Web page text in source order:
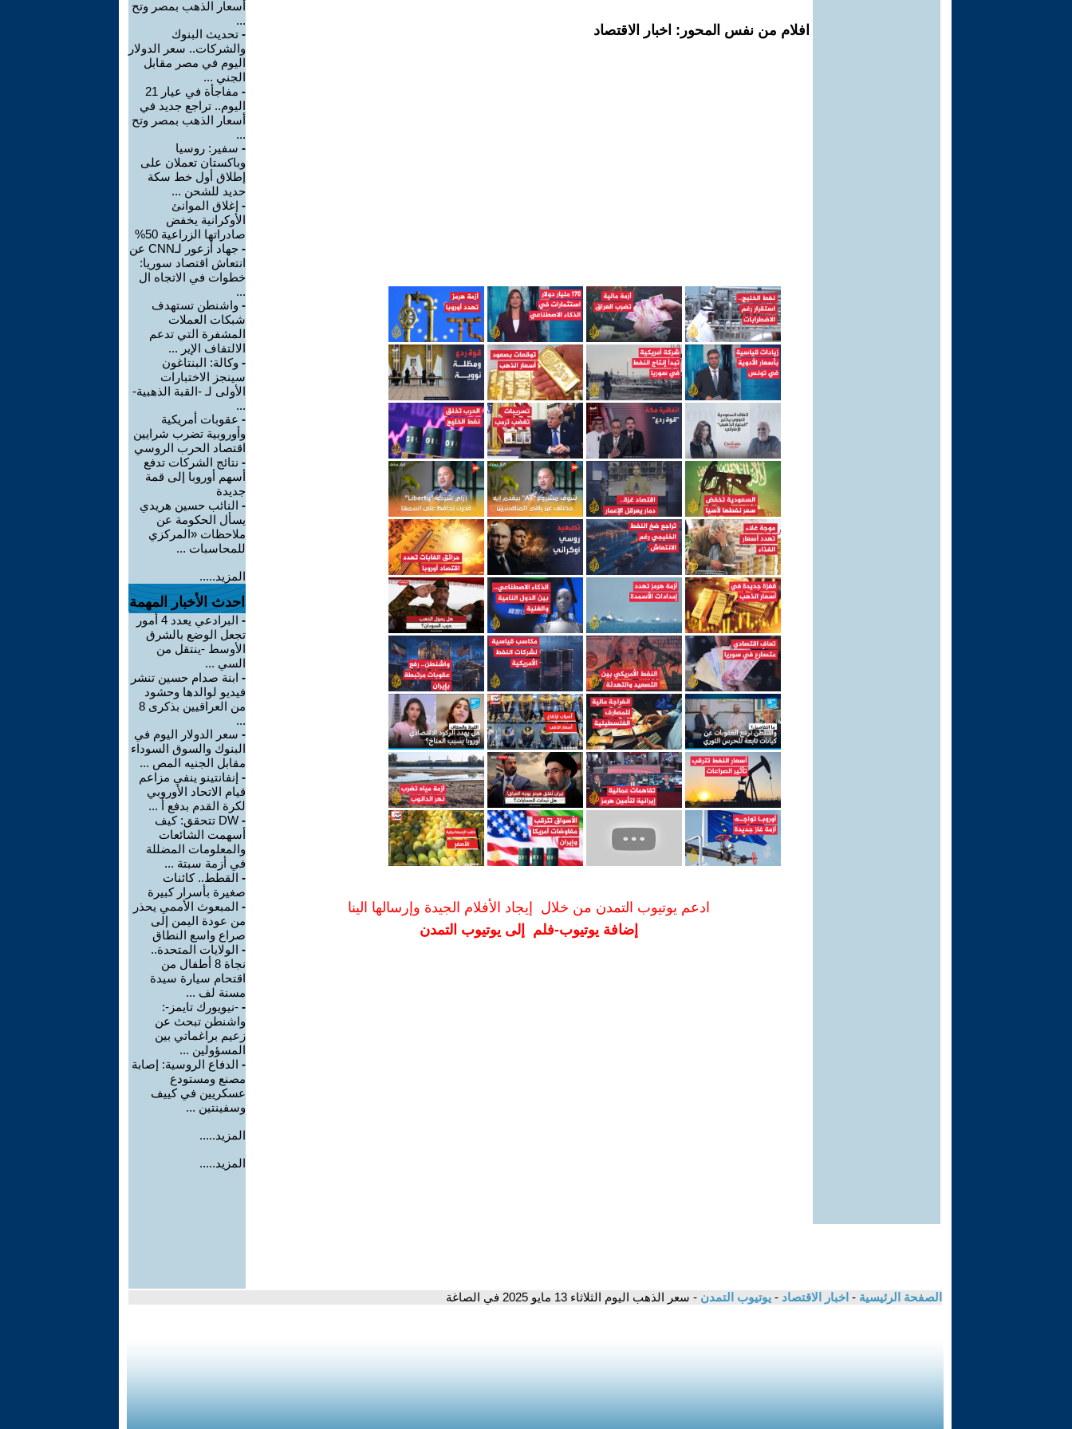
افلام من نفس المحور: اخبار الاقتصاد
ادعم يوتيوب التمدن من خلال إيجاد الأفلام الجيدة وإرسالها الينا
إضافة يوتيوب-فلم إلى يوتيوب التمدن
أسعار الذهب بمصر وتح
...
- تحديث البنوك
والشركات.. سعر الدولار
اليوم في مصر مقابل
الجني ...
-
مفاجأة في عيار 21
اليوم.. تراجع جديد في
أسعار الذهب بمصر وتح
...
- سفير: روسيا
وباكستان تعملان على
إطلاق أول خط سكة
حديد للشحن ...
- إغلاق الموانئ
الأوكرانية يخفض
صادراتها الزراعية 50%
-
جهاد أزعور لـCNN عن
انتعاش اقتصاد سوريا:
خطوات في الاتجاه ال
...
- واشنطن تستهدف
شبكات العملات
المشفرة التي تدعم
الالتفاف الإير ...
- وكالة: البنتاغون
سينجز الاختبارات
الأولى لـ -القبة الذهبية-
...
- عقوبات أمريكية
وأوروبية تضرب شرايين
اقتصاد الحرب الروسي
- نتائج الشركات تدفع
أسهم أوروبا إلى قمة
جديدة
- النائب حسين هريدي
يسأل الحكومة عن
ملاحظات «المركزي
للمحاسبات ...
المزيد.....
احدث الأخبار المهمة
-
البرادعي يعدد 4 أمور
تجعل الوضع بالشرق
الأوسط -ينتقل من
السي ...
- ابنة صدام حسين تنشر
فيديو لوالدها وحشود
من العراقيين بذكرى 8
...
- سعر الدولار اليوم في
البنوك والسوق السوداء
مقابل الجنيه المص ...
- إنفانتينو ينفي مزاعم
قيام الاتحاد الأوروبي
لكرة القدم بدفع أ ...
-
DW تتحقق: كيف
أسهمت الشائعات
والمعلومات المضللة
في أزمة سبتة ...
- القطط.. كائنات
صغيرة بأسرار كبيرة
- المبعوث الأممي يحذر
من عودة اليمن إلى
صراع واسع النطاق
- الولايات المتحدة..
نجاة 8 أطفال من
اقتحام سيارة سيدة
مسنة لف ...
- -نيويورك تايمز-:
واشنطن تبحث عن
زعيم براغماتي بين
المسؤولين ...
- الدفاع الروسية: إصابة
مصنع ومستودع
عسكريين في كييف
وسفينتين ...
المزيد.....
المزيد.....
الصفحة الرئيسية - اخبار الاقتصاد - يوتيوب التمدن - سعر الذهب اليوم الثلاثاء 13 مايو 2025 في الصاغة